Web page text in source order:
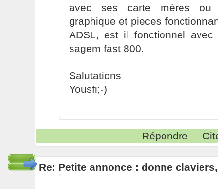
avec ses carte mères ou
graphique et pieces
ADSL, est il fonctionnel avec
sagem fast 800.
Salutations
Yousfi;-)
Répondre
Re: Petite annonce : donne